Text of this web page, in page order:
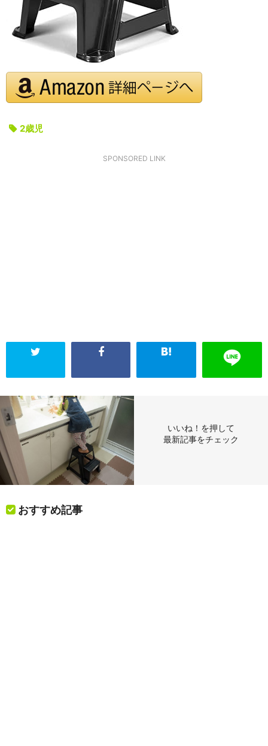
2歳児
SPONSORED LINK
いいね！を押して
最新記事をチェック
おすすめ記事